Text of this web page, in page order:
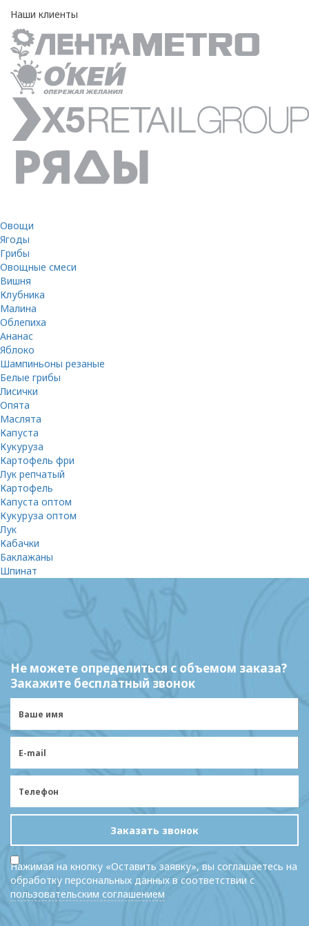
Наши клиенты
Овощи
Ягоды
Грибы
Овощные смеси
Вишня
Клубника
Малина
Облепиха
Ананас
Яблоко
Шампиньоны резаные
Белые грибы
Лисички
Опята
Маслята
Капуста
Кукуруза
Картофель фри
Лук репчатый
Картофель
Капуста оптом
Кукуруза оптом
Лук
Кабачки
Баклажаны
Шпинат
Не можете определиться с объемом заказа?
Закажите бесплатный звонок
Заказать звонок
Нажимая на кнопку «Оставить заявку», вы соглашаетесь на
обработку персональных данных в соответствии с
пользовательским соглашением